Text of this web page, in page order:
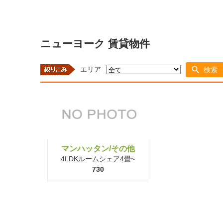
ニューヨーク 賃貸物件
エリア 検索
マンハッタン/その他
4LDKルームシェア4畳~
730